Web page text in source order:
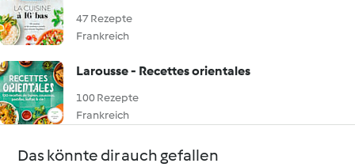
47 Rezepte
Frankreich
Larousse - Recettes orientales
100 Rezepte
Frankreich
Das könnte dir auch gefallen